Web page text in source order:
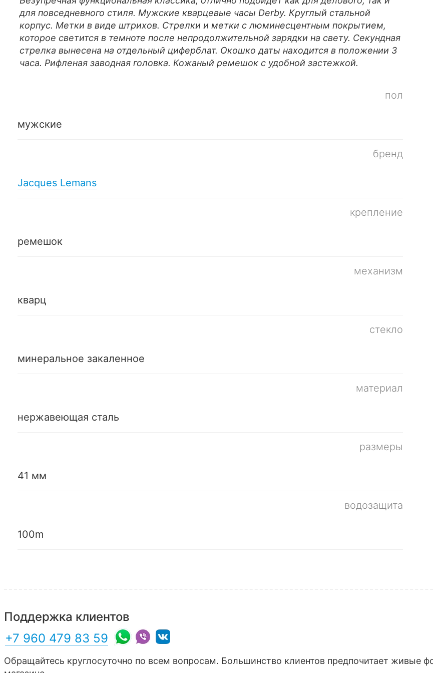
для повседневного стиля. Мужские кварцевые часы Derby. Круглый стальной
корпус. Метки в виде штрихов. Стрелки и метки с люминесцентным покрытием,
которое светится в темноте после непродолжительной зарядки на свету. Секундная
стрелка вынесена на отдельный циферблат. Окошко даты находится в положении 3
часа. Рифленая заводная головка. Кожаный ремешок с удобной застежкой.
пол
мужские
бренд
Jacques Lemans
крепление
ремешок
механизм
кварц
стекло
минеральное закаленное
материал
нержавеющая сталь
размеры
41 мм
водозащита
100m
Поддержка клиентов
+7 960 479 83 59
Обращайтесь круглосуточно по всем вопросам. Большинство клиентов предпочитает живые